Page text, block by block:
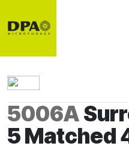
5006A
5 Matched